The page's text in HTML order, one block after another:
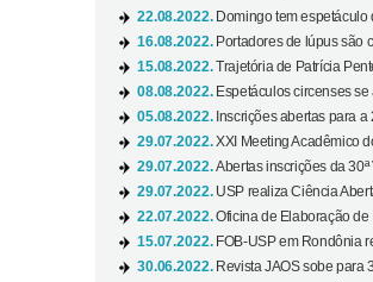
22.08.2022. Domingo tem espetáculo
16.08.2022. Portadores de lúpus são
15.08.2022.Trajetória de Patrícia
08.08.2022. Espetáculos circenses
05.08.2022. Inscrições abertas para a
29.07.2022.XXI Meeting Acadêmico
29.07.2022.Abertas inscrições da 30ª
29.07.2022. USP realiza Ciência
22.07.2022.Oficina de Elaboração de
15.07.2022. FOB-USP em Rondônia
30.06.2022. Revista JAOS sobe para